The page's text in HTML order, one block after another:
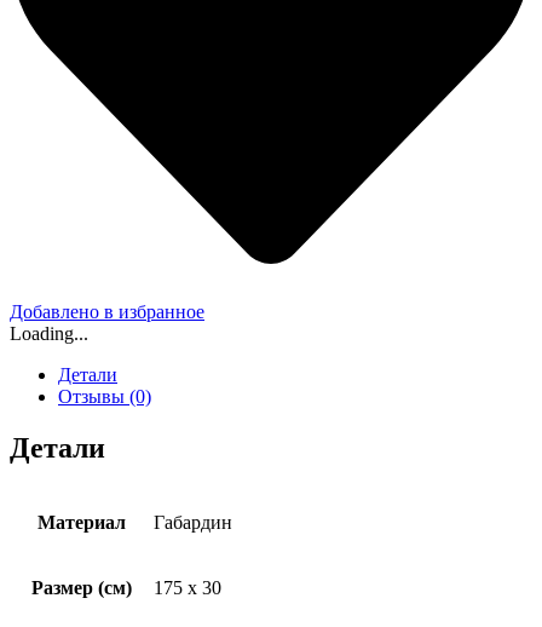
Добавлено в избранное
Loading...
Детали
Отзывы (0)
Детали
Материал Габардин
Размер (см) 175 x 30